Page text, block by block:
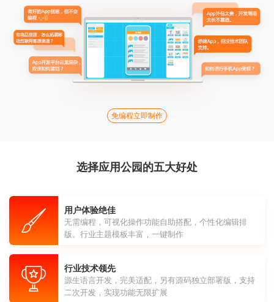
免编程立即制作
选择应用公园的五大好处
用户体验绝佳
无需编程，可视化操作功能自助搭配，个性化编辑排
版。行业主题模板丰富，一键制作
行业技术领先
源生语言开发，完美适配，另有源码独立部署版，支持
二次开发，实现功能无限扩展